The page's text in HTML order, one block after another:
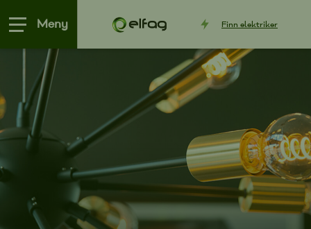
Meny Finn elektriker